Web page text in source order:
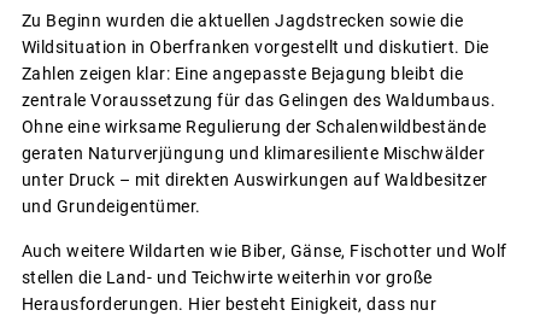
Zu Beginn wurden die aktuellen Jagdstrecken sowie die
Wildsituation in Oberfranken vorgestellt und diskutiert. Die
Zahlen zeigen klar: Eine angepasste Bejagung bleibt die
zentrale Voraussetzung für das Gelingen des Waldumbaus.
Ohne eine wirksame Regulierung der Schalenwildbestände
geraten Naturverjüngung und klimaresiliente Mischwälder
unter Druck – mit direkten Auswirkungen auf Waldbesitzer
und Grundeigentümer.
Auch weitere Wildarten wie Biber, Gänse, Fischotter und Wolf
stellen die Land- und Teichwirte weiterhin vor große
Herausforderungen. Hier besteht Einigkeit, dass nur